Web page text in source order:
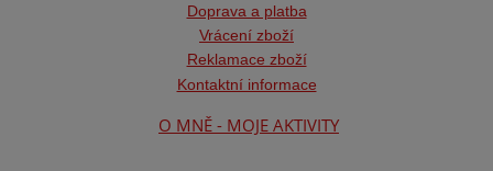
Doprava a platba
Vrácení zboží
Reklamace zboží
Kontaktní informace
O MNĚ - MOJE AKTIVITY